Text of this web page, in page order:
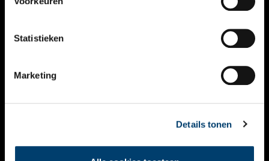
Statistieken
Marketing
Details tonen
KALENDER
THEMA’S
VIDEO’S
CONTACT